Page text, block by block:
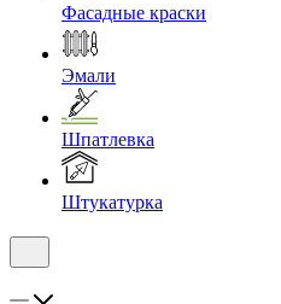
Фасадные краски
Эмали
Шпатлевка
Штукатурка